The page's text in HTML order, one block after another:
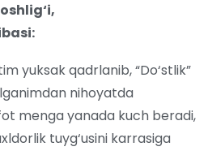
yuksak qadrlanib, “Do‘stlik”
nihoyatda
menga yanada kuch beradi,
tuyg‘usini karrasiga